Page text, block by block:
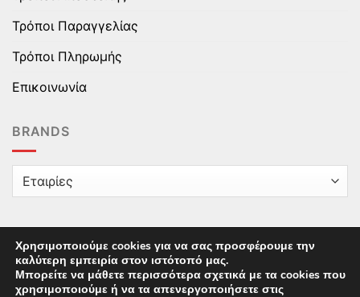
Τρόποι Παραγγελίας
Τρόποι Πληρωμής
Επικοινωνία
BRANDS
Copyright © 2025 epaidika.gr / All Rights Reserved /
Supported byStarten Development
Χρησιμοποιούμε cookies για να σας προσφέρουμε την
καλύτερη εμπειρία στον ιστότοπό μας.
Μπορείτε να μάθετε περισσότερα σχετικά με τα cookies που
χρησιμοποιούμε ή να τα απενεργοποιήσετε στις
This site uses cookies to offer you a better browsing